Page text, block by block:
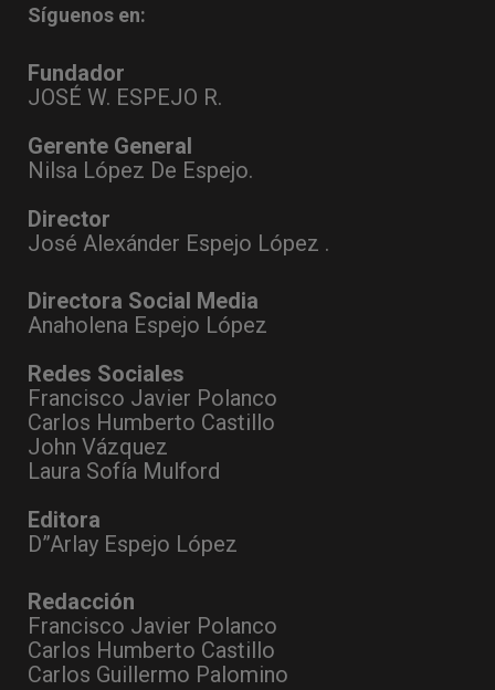
Síguenos en:
Fundador
JOSÉ W. ESPEJO R.
Gerente General
Nilsa López De Espejo.
Director
José Alexánder Espejo López .
Directora Social Media
Anaholena Espejo López
Redes Sociales
Francisco Javier Polanco
Carlos Humberto Castillo
John Vázquez
Laura Sofía Mulford
Editora
D”Arlay Espejo López
Redacción
Francisco Javier Polanco
Carlos Humberto Castillo
Carlos Guillermo Palomino